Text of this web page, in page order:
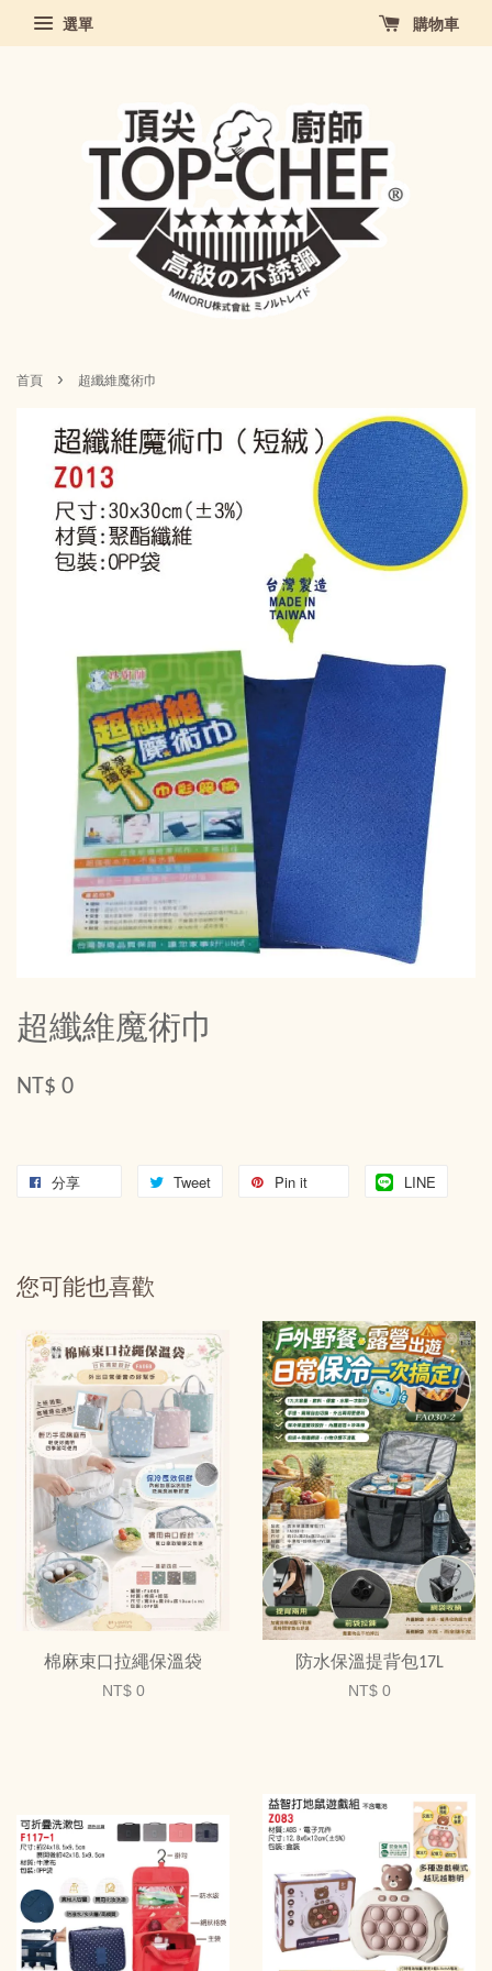
選單 購物車
首頁 › 超纖維魔術巾
超纖維魔術巾
NT$ 0
分享 Tweet Pin it LINE
您可能也喜歡
棉麻束口拉繩保溫袋
NT$ 0
防水保溫提背包17L
NT$ 0